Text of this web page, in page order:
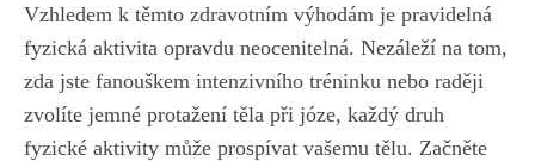
Vzhledem k těmto zdravotním výhodám je pravidelná
fyzická aktivita opravdu ⁢neocenitelná. Nezáleží na tom,
zda jste‍ fanouškem intenzivního tréninku nebo ​raději
zvolíte ​jemné protažení těla při józe, každý druh
fyzické aktivity může prospívat vašemu tělu. ‌Začněte